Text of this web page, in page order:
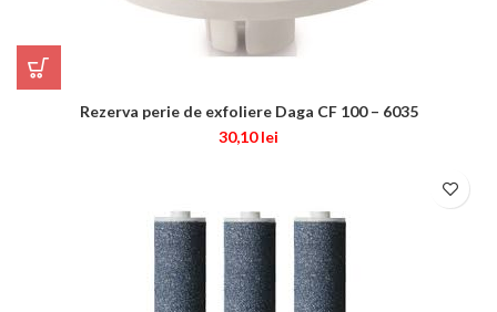
Rezerva perie de exfoliere Daga CF 100 – 6035
30,10lei